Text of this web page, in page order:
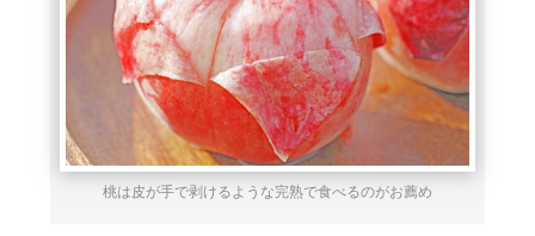
桃は皮が手で剥けるような完熟で食べるのがお薦め